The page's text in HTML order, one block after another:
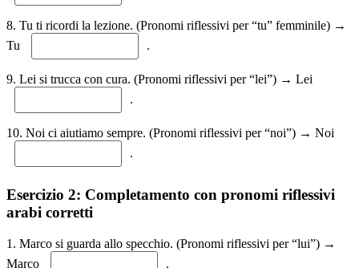
8. Tu ti ricordi la lezione. (Pronomi riflessivi per “tu” femminile) →
Tu
.
9. Lei si trucca con cura. (Pronomi riflessivi per “lei”) → Lei
.
10. Noi ci aiutiamo sempre. (Pronomi riflessivi per “noi”) → Noi
.
Esercizio 2: Completamento con pronomi riflessivi
arabi corretti
1. Marco si guarda allo specchio. (Pronomi riflessivi per “lui”) →
Marco
.